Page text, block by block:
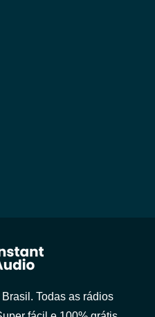
Todas as rádios